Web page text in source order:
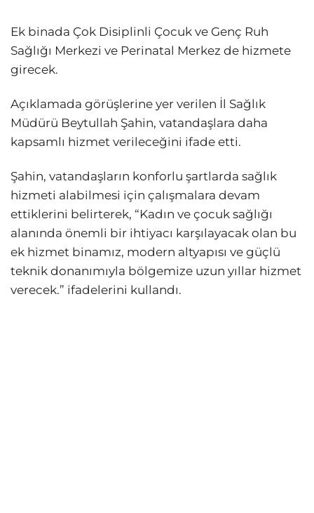
Ek binada Çok Disiplinli Çocuk ve Genç Ruh
Sağlığı Merkezi ve Perinatal Merkez de hizmete
girecek.
Açıklamada görüşlerine yer verilen İl Sağlık
Müdürü Beytullah Şahin, vatandaşlara daha
kapsamlı hizmet verileceğini ifade etti.
Şahin, vatandaşların konforlu şartlarda sağlık
hizmeti alabilmesi için çalışmalara devam
ettiklerini belirterek, “Kadın ve çocuk sağlığı
alanında önemli bir ihtiyacı karşılayacak olan bu
ek hizmet binamız, modern altyapısı ve güçlü
teknik donanımıyla bölgemize uzun yıllar hizmet
verecek.” ifadelerini kullandı.